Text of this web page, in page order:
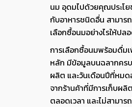
นม อุดมไปด้วยคุณประโย
กับอาหารชนิดอื่น สามา
เลือกซื้อนมอย่างไรให้ปล
การเลือกซื้อนมพร้อมดื่ม
หลัก มีข้อมูลบนฉลากคร
ผลิต และวันเดือนปีที่หมด
จากร้านค้าที่มีการเก็บผ
ตลอดเวลา และไม่สามา